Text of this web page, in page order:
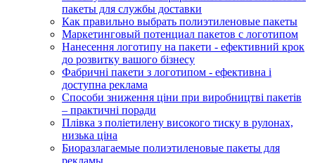
пакеты для службы доставки
Как правильно выбрать полиэтиленовые пакеты
Маркетинговый потенциал пакетов с логотипом
Нанесення логотипу на пакети - ефективний крок
до розвитку вашого бізнесу
Фабричні пакети з логотипом - ефективна і
доступна реклама
Способи зниження ціни при виробництві пакетів
– практичні поради
Плівка з поліетилену високого тиску в рулонах,
низька ціна
Биоразлагаемые полиэтиленовые пакеты для
рекламы